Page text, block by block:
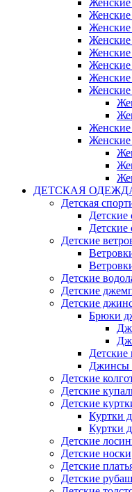
Женские
Женские
Женские
Женские
ДЕТСКАЯ
Детская
Детские
Детские
Детские
Детские
Брюки
Джинсы
Детские
Детские
Детские
Куртки
Куртки
Детские
Детские носки
Детские
Детские